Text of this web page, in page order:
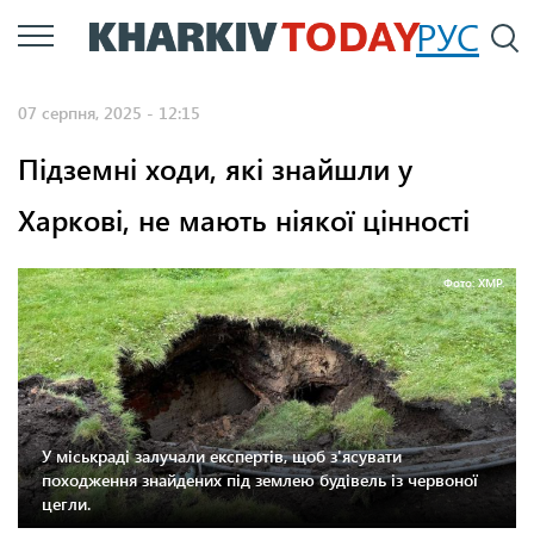
Перейти
до
РУС
07 серпня, 2025 - 12:15
Підземні ходи, які знайшли у
Харкові, не мають ніякої цінності
Фото: ХМР.
У міськраді залучали експертів, щоб з'ясувати
походження знайдених під землею будівель із червоної
цегли.